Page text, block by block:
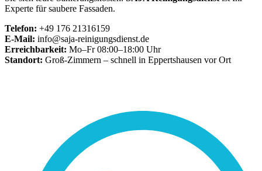
Experte für saubere Fassaden.
Telefon: +49 176 21316159
E-Mail: info@saja-reinigungsdienst.de
Erreichbarkeit: Mo–Fr 08:00–18:00 Uhr
Standort: Groß-Zimmern – schnell in Eppertshausen vor Ort